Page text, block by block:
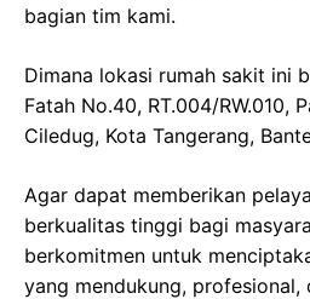
bagian tim kami.
Dimana lokasi rumah sakit ini
Fatah No.40, RT.004/RW.010,
Ciledug, Kota Tangerang,
Agar dapat memberikan
berkualitas tinggi bagi
berkomitmen untuk
yang mendukung, profesional,